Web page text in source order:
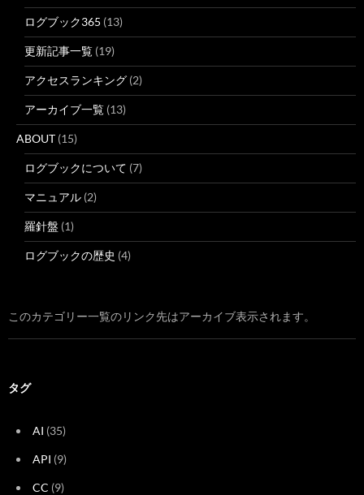
ログブック365 (13)
更新記事一覧 (19)
アクセスランキング (2)
アーカイブ一覧 (13)
ABOUT (15)
ログブックについて (7)
マニュアル (2)
羅針盤 (1)
ログブックの歴史 (4)
このカテゴリー一覧のリンク先はアーカイブ表示されます。
タグ
AI (35)
API (9)
CC (9)